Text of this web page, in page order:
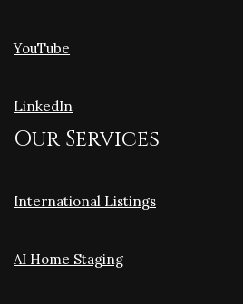
YouTube
LinkedIn
Our Services
International Listings
AI Home Staging